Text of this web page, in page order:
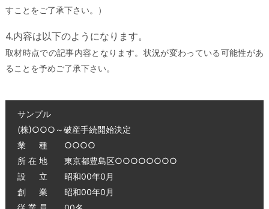
すことをご了承下さい。）
4.内容は以下のようになります。
取材時点での記事内容となります。状況が変わっている可能性があ
ることを予めご了承下さい。
サンプル
(株)○○○～破産手続開始決定
業 種 ○○○○
所 在 地 東京都豊島区○○○○○○○○
設 立 昭和00年0月
創 業 昭和00年0月